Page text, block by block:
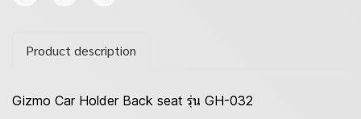
Product description
Gizmo Car Holder Back seat รุ่น GH-032